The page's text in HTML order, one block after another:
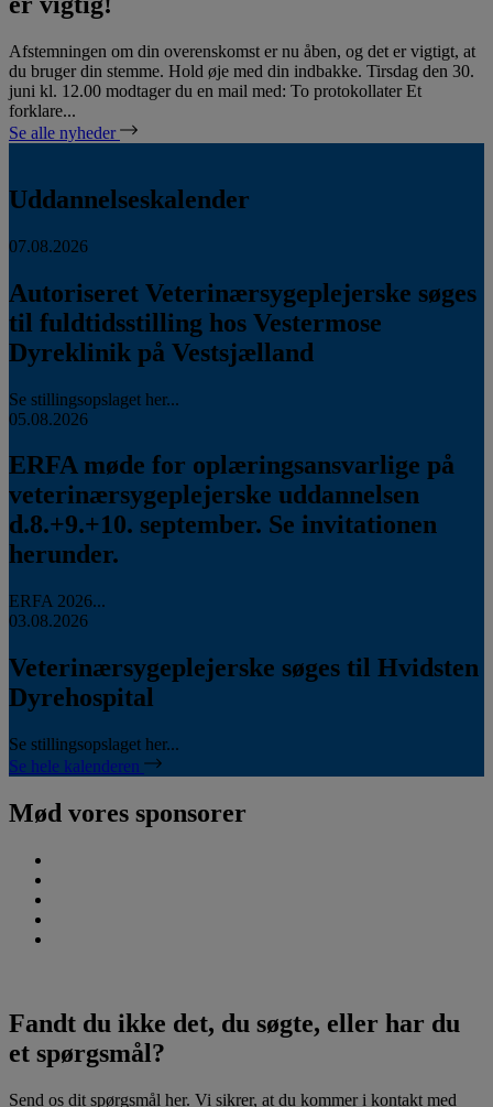
Afstemningen om din overenskomst er nu åben, og det er vigtigt, at
du bruger din stemme. Hold øje med din indbakke. Tirsdag den 30.
juni kl. 12.00 modtager du en mail med: To protokollater Et
forklare...
Se alle nyheder
Uddannelseskalender
07.08.2026
Autoriseret Veterinærsygeplejerske søges
til fuldtidsstilling hos Vestermose
Dyreklinik på Vestsjælland
Se stillingsopslaget her...
05.08.2026
ERFA møde for oplæringsansvarlige på
veterinærsygeplejerske uddannelsen
d.8.+9.+10. september. Se invitationen
herunder.
ERFA 2026...
03.08.2026
Veterinærsygeplejerske søges til Hvidsten
Dyrehospital
Se stillingsopslaget her...
Se hele kalenderen
Mød vores sponsorer
Fandt du ikke det, du søgte, eller har du
et spørgsmål?
Send os dit spørgsmål her. Vi sikrer, at du kommer i kontakt med